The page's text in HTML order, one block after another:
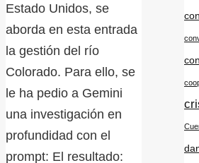
Estado Unidos, se
aborda en esta entrada
la gestión del río
Colorado. Para ello, se
le ha pedio a Gemini
una investigación en
profundidad con el
prompt: El resultado: